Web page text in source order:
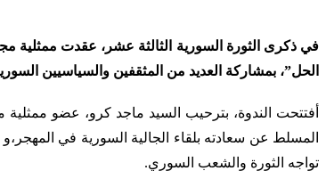
في ذكرى الثورة السورية الثالثة عشر، عقدت ممثلية
الحل”، بمشاركة العديد من المثقفين والسياسيين
أفتتحت الندوة، بترحيب السيد ماجد كرو، عضو
المسلط عن سعادته بلقاء الجالية السورية في
تواجه الثورة والشعب السوري.